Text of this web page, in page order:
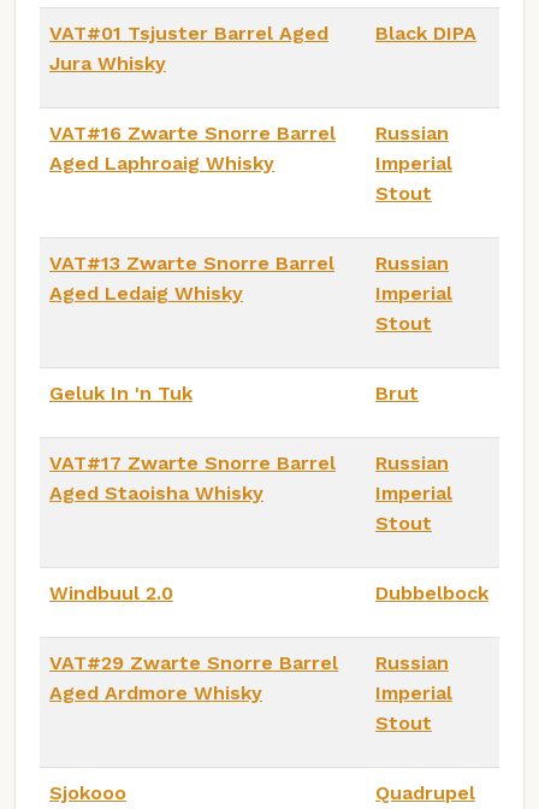
VAT#01 Tsjuster Barrel Aged
Jura Whisky
Black DIPA
VAT#16 Zwarte Snorre Barrel
Aged Laphroaig Whisky
Russian
Imperial
Stout
VAT#13 Zwarte Snorre Barrel
Aged Ledaig Whisky
Russian
Imperial
Stout
Geluk In 'n Tuk Brut
VAT#17 Zwarte Snorre Barrel
Aged Staoisha Whisky
Russian
Imperial
Stout
Windbuul 2.0 Dubbelbock
VAT#29 Zwarte Snorre Barrel
Aged Ardmore Whisky
Russian
Imperial
Stout
Sjokooo Quadrupel